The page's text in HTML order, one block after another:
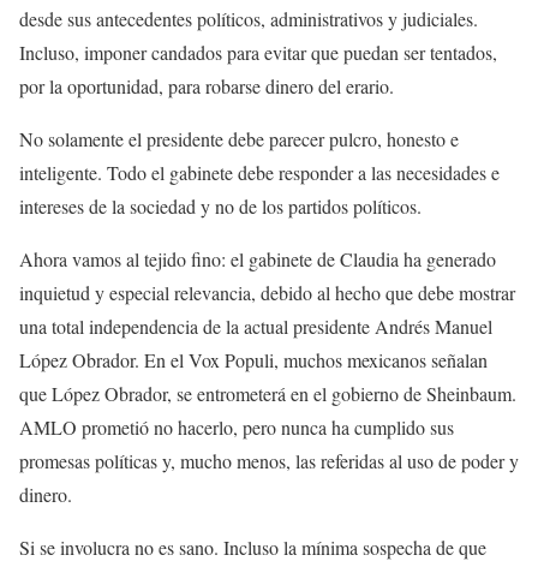
desde sus antecedentes políticos, administrativos y judiciales.
Incluso, imponer candados para evitar que puedan ser tentados,
por la oportunidad, para robarse dinero del erario.
No solamente el presidente debe parecer pulcro, honesto e
inteligente. Todo el gabinete debe responder a las necesidades e
intereses de la sociedad y no de los partidos políticos.
Ahora vamos al tejido fino: el gabinete de Claudia ha generado
inquietud y especial relevancia, debido al hecho que debe mostrar
una total independencia de la actual presidente Andrés Manuel
López Obrador. En el Vox Populi, muchos mexicanos señalan
que López Obrador, se entrometerá en el gobierno de Sheinbaum.
AMLO prometió no hacerlo, pero nunca ha cumplido sus
promesas políticas y, mucho menos, las referidas al uso de poder y
dinero.
Si se involucra no es sano. Incluso la mínima sospecha de que